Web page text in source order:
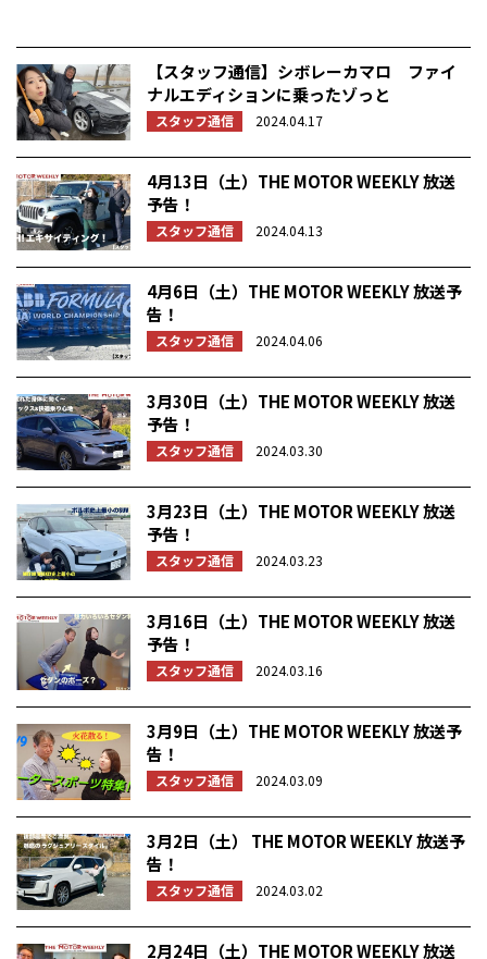
【スタッフ通信】シボレーカマロ ファイ
ナルエディションに乗ったゾっと
スタッフ通信 2024.04.17
4月13日（土）THE MOTOR WEEKLY 放送
予告！
スタッフ通信 2024.04.13
4月6日（土）THE MOTOR WEEKLY 放送予
告！
スタッフ通信 2024.04.06
3月30日（土）THE MOTOR WEEKLY 放送
予告！
スタッフ通信 2024.03.30
3月23日（土）THE MOTOR WEEKLY 放送
予告！
スタッフ通信 2024.03.23
3月16日（土）THE MOTOR WEEKLY 放送
予告！
スタッフ通信 2024.03.16
3月9日（土）THE MOTOR WEEKLY 放送予
告！
スタッフ通信 2024.03.09
3月2日（土） THE MOTOR WEEKLY 放送予
告！
スタッフ通信 2024.03.02
2月24日（土）THE MOTOR WEEKLY 放送